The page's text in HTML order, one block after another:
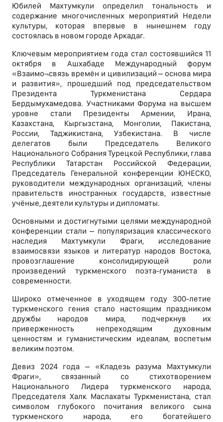
Юбилей Махтумкули определил тональность и
содержание многочисленных мероприятий Недели
культуры, которая впервые в нынешнем году
состоялась в новом городе Аркадаг.
Ключевым мероприятием года стал состоявшийся 11
октября в Ашхабаде Международный форум
«Взаимо¬связь времён и цивилизаций – основа мира
и развития», прошедший под председательством
Президента Туркменистана Сердара
Бердымухамедова. Участниками Форума на высшем
уровне стали Президенты Армении, Ирана,
Казахстана, Кыргызстана, Монголии, Пакистана,
России, Таджикистана, Узбекистана. В числе
делегатов были Председатель Великого
Национального Собрания Турецкой Республики, глава
Республики Татарстан Российской Федерации,
Председатель Генеральной конференции ЮНЕСКО,
руководители международных организаций, члены
правительств иностранных государств, известные
учёные, деятели культуры и дипломаты.
Основными и достигнутыми целями международной
конференции стали – популяризация классического
наследия Махтумкули Фраги, исследование
взаимосвязи языков и литератур народов Востока,
провозглашение консолидирующей роли
произведений туркменского поэта-гуманиста в
современности.
Широко отмеченное в уходящем году 300-летие
туркменского гения стало настоящим праздником
дружбы народов мира, подчеркнув их
приверженность непреходящим духовным
ценностям и гуманистическим идеалам, воспетым
великим поэтом.
Девиз 2024 года – «Кладезь разума Махтумкули
Фраги», связанный со стихотворением
Национального Лидера туркменского народа,
Председателя Халк Маслахаты Туркменистана, стал
символом глубокого почитания великого сына
туркменского народа, его богатейшего